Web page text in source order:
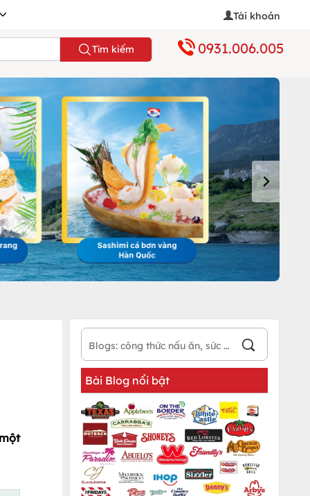
Tài khoản
Tìm kiếm 0931.006.005
Bài Blog nổi bật